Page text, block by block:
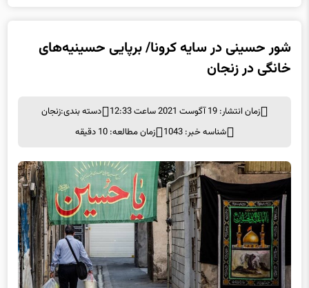
شور حسینی در سایه کرونا/ برپایی حسینیه‌های
خانگی در زنجان
زمان انتشار: 19 آگوست 2021 ساعت 12:33 دسته بندی:زنجان
شناسه خبر: 1043
زمان مطالعه: 10 دقیقه